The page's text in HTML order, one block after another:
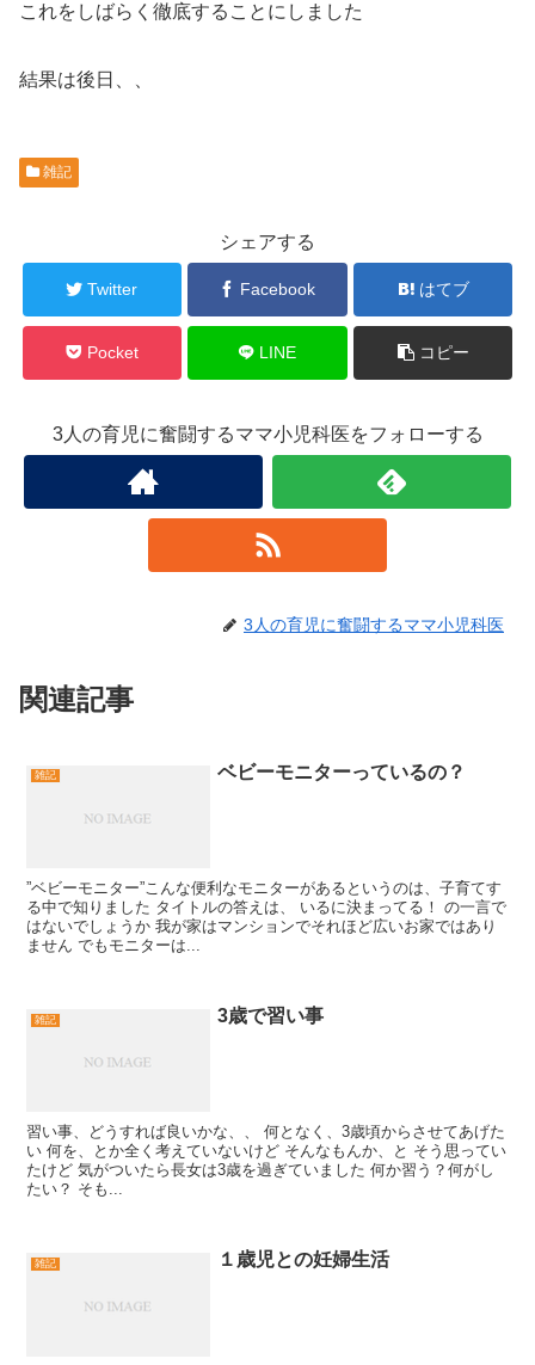
これをしばらく徹底することにしました
結果は後日、、
雑記
シェアする
Twitter Facebook はてブ
Pocket LINE コピー
3人の育児に奮闘するママ小児科医をフォローする
3人の育児に奮闘するママ小児科医
関連記事
雑記 ベビーモニターっているの？
”ベビーモニター”こんな便利なモニターがあるというのは、子育てす
る中で知りました タイトルの答えは、 いるに決まってる！ の一言で
はないでしょうか 我が家はマンションでそれほど広いお家ではあり
ません でもモニターは...
雑記 3歳で習い事
習い事、どうすれば良いかな、、 何となく、3歳頃からさせてあげた
い 何を、とか全く考えていないけど そんなもんか、と そう思ってい
たけど 気がついたら長女は3歳を過ぎていました 何か習う？何がし
たい？ そも...
雑記 １歳児との妊婦生活